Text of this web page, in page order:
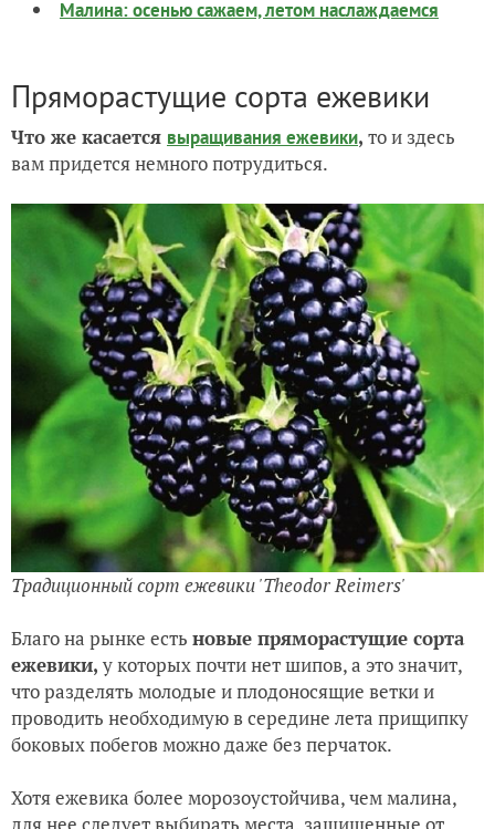
Малина: осенью сажаем, летом наслаждаемся
Пряморастущие сорта ежевики
Что же касается выращивания ежевики, то и здесь
вам придется немного потрудиться.
Традиционный сорт ежевики 'Theodor Reimers'
Благо на рынке есть новые пряморастущие сорта
ежевики, у которых почти нет шипов, а это значит,
что разделять молодые и плодоносящие ветки и
проводить необходимую в середине лета прищипку
боковых побегов можно даже без перчаток.
Хотя ежевика более морозоустойчива, чем малина,